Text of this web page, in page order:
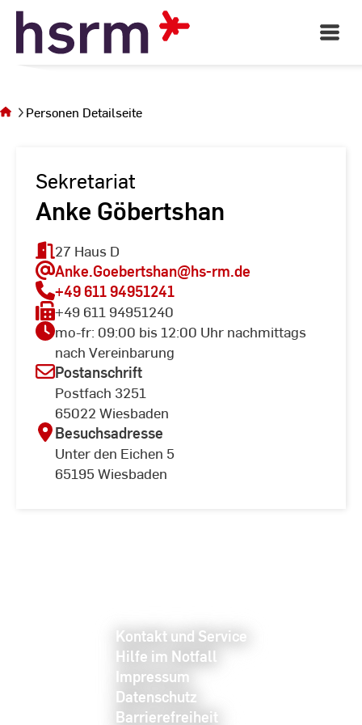
Skip
Content
Open
Main
sich auf
der SeitePersonen Detailseite
Sekretariat
Anke Göbertshan
27 Haus D
Anke.Goebertshan@hs-rm.de
+49 611 94951241
+49 611 94951240
mo-fr: 09:00 bis 12:00 Uhr nachmittags
nach Vereinbarung
Postanschrift
Postfach 3251
65022 Wiesbaden
Besuchsadresse
Unter den Eichen 5
65195 Wiesbaden
Kontakt und Service
Hilfe im Notfall
Impressum
Datenschutz
Barrierefreiheit